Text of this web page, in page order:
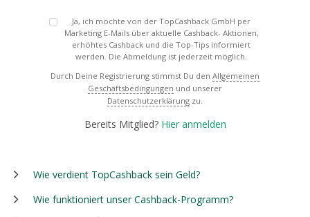
Ja, ich möchte von der TopCashback GmbH per
Marketing E-Mails über aktuelle Cashback- Aktionen,
erhöhtes Cashback und die Top-Tips informiert
werden. Die Abmeldung ist jederzeit möglich.
Durch Deine Registrierung stimmst Du den Allgemeinen
Geschäftsbedingungen und unserer
Datenschutzerklärung zu.
Bereits Mitglied? Hier anmelden
Wie verdient TopCashback sein Geld?
Wie funktioniert unser Cashback-Programm?